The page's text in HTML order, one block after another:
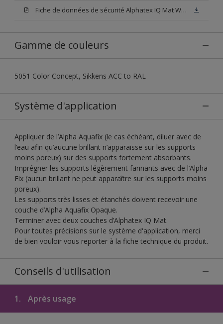
Fiche de données de sécurité Alphatex IQ Mat White W05 (SDS)
Gamme de couleurs
5051 Color Concept, Sikkens ACC to RAL
Système d'application
Appliquer de l’Alpha Aquafix (le cas échéant, diluer avec de
l’eau afin qu’aucune brillant n’apparaisse sur les supports
moins poreux) sur des supports fortement absorbants.
Imprégner les supports légèrement farinants avec de l’Alpha
Fix (aucun brillant ne peut apparaître sur les supports moins
poreux).
Les supports très lisses et étanchés doivent recevoir une
couche d’Alpha Aquafix Opaque.
Terminer avec deux couches d’Alphatex IQ Mat.
Pour toutes précisions sur le système d'application, merci
de bien vouloir vous reporter à la fiche technique du produit.
Conseils d'utilisation
1. Après usage